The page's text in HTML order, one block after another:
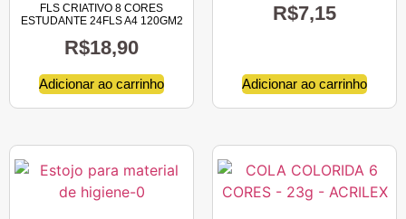
FLS CRIATIVO 8 CORES
ESTUDANTE 24FLS A4 120GM2
R$18,90
Adicionar ao carrinho
R$7,15
Adicionar ao carrinho